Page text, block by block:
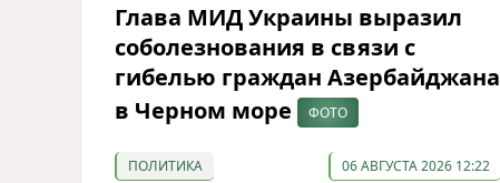
Глава МИД Украины выразил
соболезнования в связи с
гибелью граждан Азербайджана
в Черном море
ФОТО
ПОЛИТИКА 06 АВГУСТА 2026 12:22